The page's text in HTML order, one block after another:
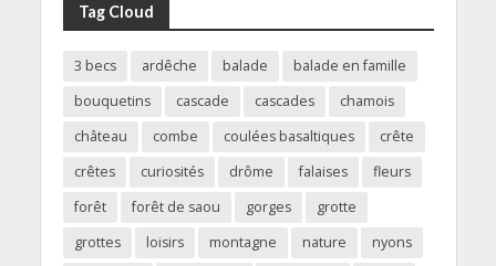
Tag Cloud
3 becs ardêche balade
balade en famille
bouquetins
cascade cascades
chamois
château
combe coulées basaltiques
crête
crêtes
curiosités drôme falaises
fleurs
forêt
forêt de saou gorges
grotte
grottes
loisirs montagne nature
nyons